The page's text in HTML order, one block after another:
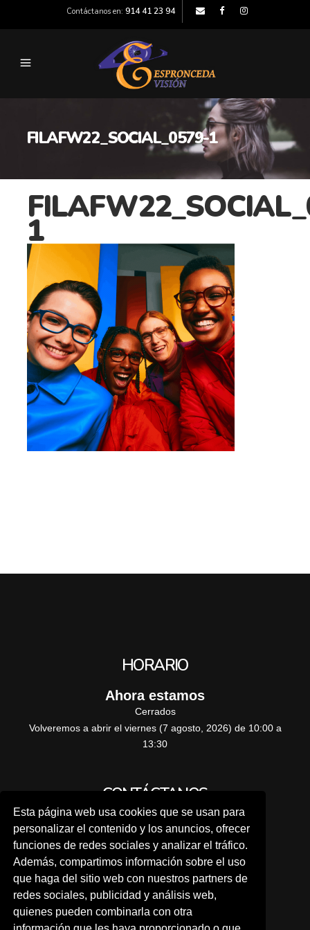
Esta página web usa cookies que se usan para
personalizar el contenido y los anuncios, ofrecer
funciones de redes sociales y analizar el tráfico.
Además, compartimos información sobre el uso
que haga del sitio web con nuestros partners de
redes sociales, publicidad y análisis web,
quienes pueden combinarla con otra
Contáctanos en: 914 41 23 94
FILAFW22_SOCIAL_0579-1
1
HORARIO
Ahora estamos
Cerrados
Volveremos a abrir el viernes (7 agosto, 2026) de 10:00 a
13:30
CONTÁCTANOS
Pide tu cita previa
Por teléfono: